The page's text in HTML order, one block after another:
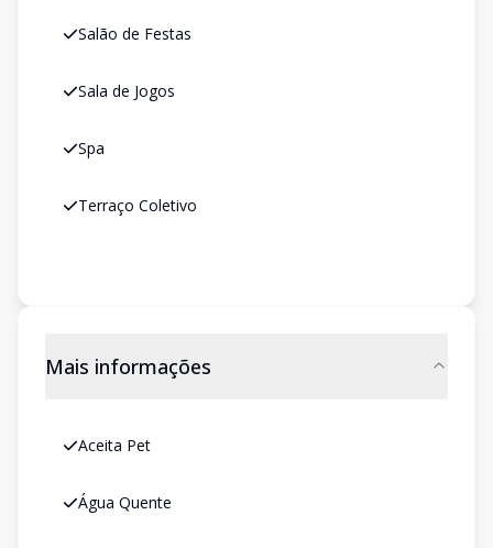
Salão de Festas
Sala de Jogos
Spa
Terraço Coletivo
Mais informações
Aceita Pet
Água Quente